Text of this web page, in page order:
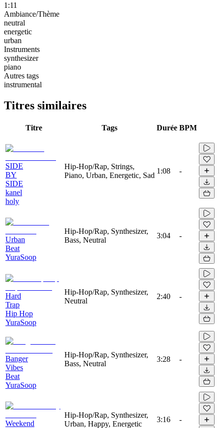
1:11
Ambiance/Thème
neutral
energetic
urban
Instruments
synthesizer
piano
Autres tags
instrumental
Titres similaires
Titre Tags Durée BPM
SIDE
BY
SIDE
kanel
holy
Hip-Hop/Rap, Strings,
Piano, Urban, Energetic, Sad
1:08 -
Urban
Beat
YuraSoop
Hip-Hop/Rap, Synthesizer,
Bass, Neutral
3:04 -
Hard
Trap
Hip Hop
YuraSoop
Hip-Hop/Rap, Synthesizer,
Neutral
2:40 -
Banger
Vibes
Beat
YuraSoop
Hip-Hop/Rap, Synthesizer,
Bass, Neutral
3:28 -
Weekend
Hip-Hop/Rap, Synthesizer,
Urban, Happy, Energetic
3:16 -